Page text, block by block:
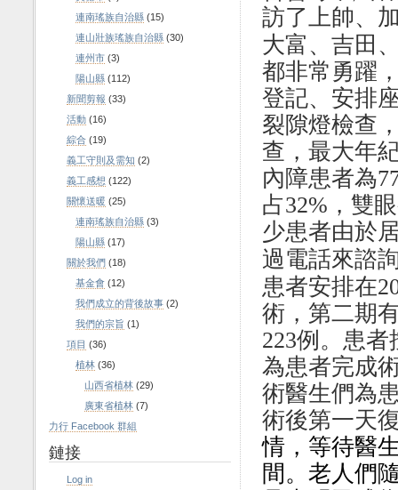
訪了上帥、
大富、吉田
都非常勇躍
登記、安排
裂隙燈檢查
查 ， 最大年
內障患者為
占32% ，雙
少患者由於
過電話來諮
患者安排在
術，第二期
223例。患者
為患者完成
術醫生們為
術後第一天
情，等待醫
間。老人們
連南瑤族自治縣 (15)
連山壯族瑤族自治縣 (30)
連州市 (3)
陽山縣 (112)
新聞剪報 (33)
活動 (16)
綜合 (19)
義工守則及需知 (2)
義工感想 (122)
關懷送暖 (25)
連南瑤族自治縣 (3)
陽山縣 (17)
關於我們 (18)
基金會 (12)
我們成立的背後故事 (2)
我們的宗旨 (1)
項目 (36)
植林 (36)
山西省植林 (29)
廣東省植林 (7)
力行 Facebook 群組
鏈接
Log in